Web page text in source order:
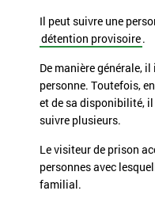
Il peut suivre une
détention provisoire.
De manière générale,
personne. Toutefois,
et de sa disponibilité,
suivre plusieurs.
Le visiteur de prison
personnes avec
familial.